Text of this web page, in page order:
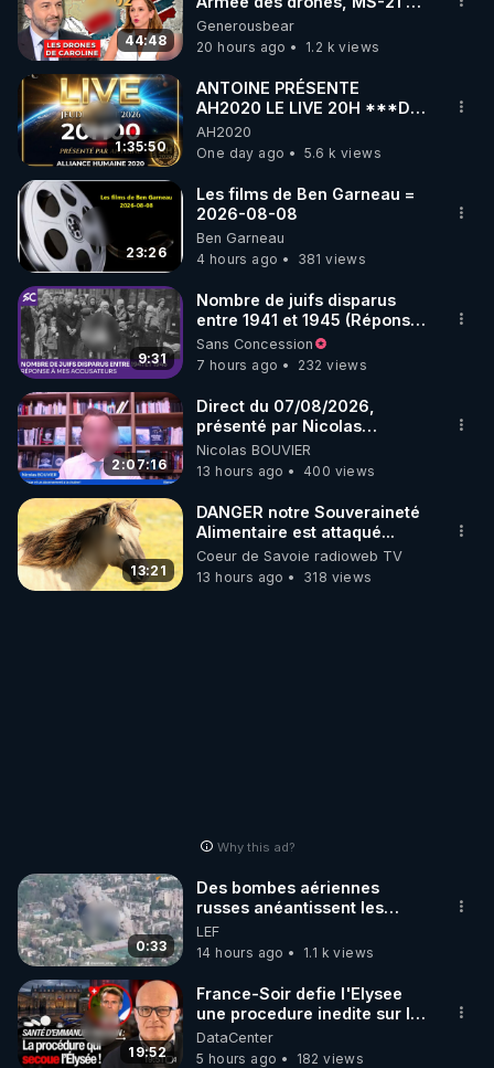
Rendez-vous sur http://rgnr.li/lechoubrave
code : REGENERE10
▶ 30 jours gratuit sur l’application de méditation et
de bien-être ENVOL :
Rendez-vous sur https://www.envol.app/code
le code : REGENERE
44:48
série, missiles coréens.
07.08.2026.
Generousbear
20 hours ago
1.2 k views
1:35:50
ANTOINE PRÉSENTE
AH2020 LE LIVE 20H ***DU
06/08/2026***
AH2020
One day ago
5.6 k views
23:26
Les films de Ben Garneau =
2026-08-08
Ben Garneau
4 hours ago
381 views
9:31
Nombre de juifs disparus
entre 1941 et 1945 (Réponse
à mes accusateurs)
Sans Concession
7 hours ago
232 views
2:07:16
Direct du 07/08/2026,
présenté par Nicolas
BOUVIER
Nicolas BOUVIER
13 hours ago
400 views
13:21
DANGER notre Souveraineté
Alimentaire est attaqué...
Coeur de Savoie radioweb TV
13 hours ago
318 views
Why this ad?
0:33
Des bombes aériennes
russes anéantissent les
centres de contrôle de
drones de 3 brigades
ukrainienne
LEF
14 hours ago
1.1 k views
19:52
France-Soir defie l'Elysee
une procedure inedite sur la
sante du president - Nexus
DataCenter
5 hours ago
182 views